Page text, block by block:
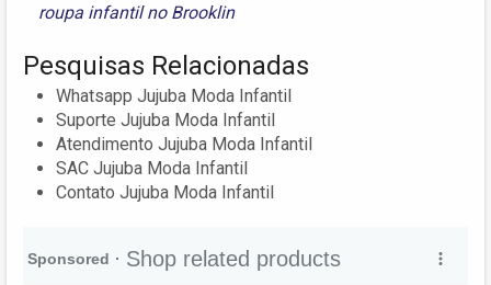
roupa infantil no Brooklin
Pesquisas Relacionadas
Whatsapp Jujuba Moda Infantil
Suporte Jujuba Moda Infantil
Atendimento Jujuba Moda Infantil
SAC Jujuba Moda Infantil
Contato Jujuba Moda Infantil